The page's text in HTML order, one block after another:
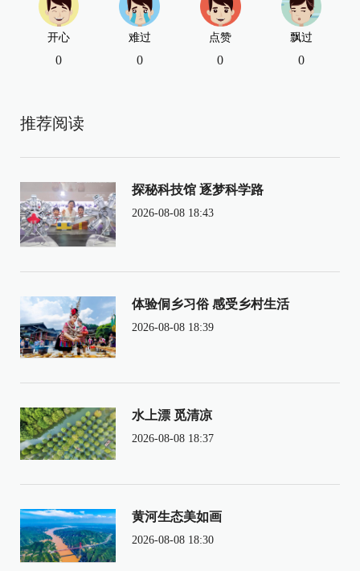
开心
0
难过
0
点赞
0
飘过
0
推荐阅读
探秘科技馆 逐梦科学路
2026-08-08 18:43
体验侗乡习俗 感受乡村生活
2026-08-08 18:39
水上漂 觅清凉
2026-08-08 18:37
黄河生态美如画
2026-08-08 18:30